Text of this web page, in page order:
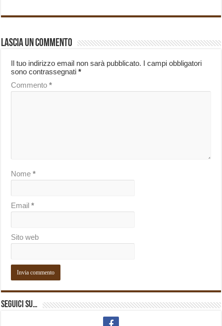
Lascia un commento
Il tuo indirizzo email non sarà pubblicato. I campi obbligatori
sono contrassegnati*
Commento*
Nome*
Email*
Sito web
Seguici su…